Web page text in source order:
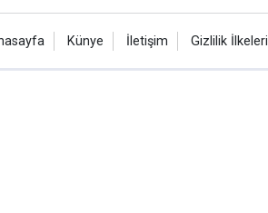
Künye İletişim Gizlilik İlkeleri